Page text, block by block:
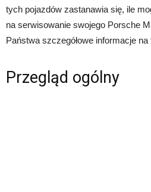
tych pojazdów zastanawia się, ile
na serwisowanie swojego Porsche
Państwa szczegółowe informacje na
Przegląd ogólny